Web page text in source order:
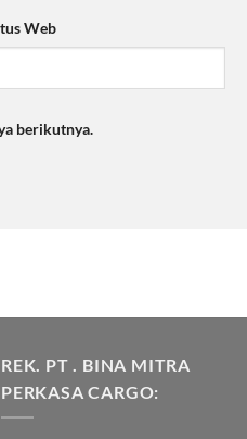
Web
berikutnya.
REK. PT . BINA MITRA
PERKASA CARGO: